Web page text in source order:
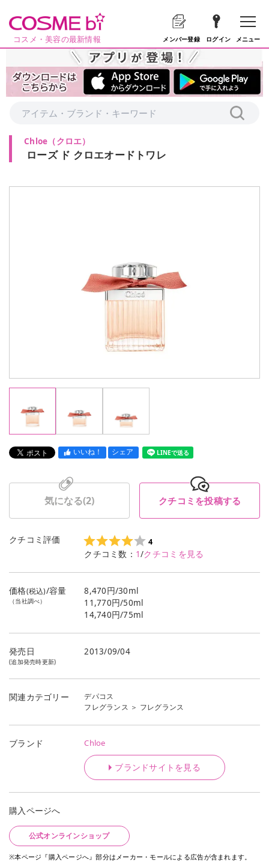
コスメ・美容の最新情報 メンバー登録 ログイン メニュー
Chloe （クロエ）
ローズ ド クロエオードトワレ
いいね！ シェア LINEで送る
気になる(2) クチコミを投稿する
クチコミ評価 4
クチコミ数： 1/クチコミを見る
価格(税込)/容量
（当社調べ）
8,470円/30ml
11,770円/50ml
14,740円/75ml
発売日
(追加発売時更新)
2013/09/04
関連カテゴリー
デパコス
フレグランス ＞ フレグランス
ブランド Chloe
ブランドサイトを見る
購入ページへ
公式オンラインショップ
※本ページ『購入ページへ』部分はメーカー・モールによる広告が含まれます。